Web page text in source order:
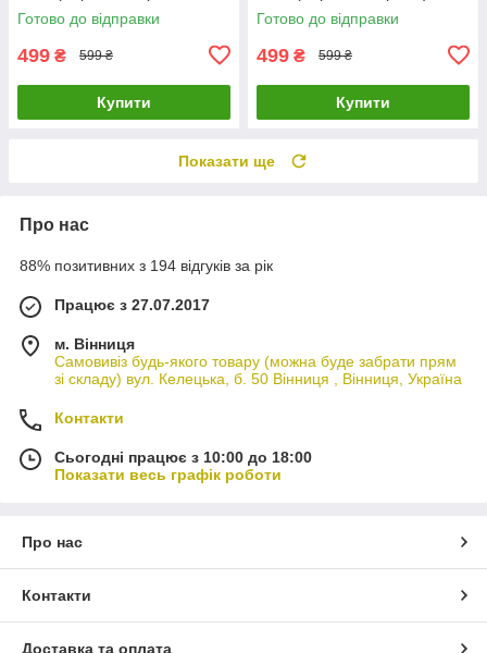
циферблатом)
Готово до відправки
499 ₴ 599 ₴
Купити
Готово до відправки
499 ₴ 599 ₴
Купити
Показати ще
Про нас
88% позитивних з 194 відгуків за рік
Працює з 27.07.2017
м. Вінниця
Самовивіз будь-якого товару (можна буде забрати прям
зі складу) вул. Келецька, б. 50 Вінниця , Вінниця, Україна
Контакти
Сьогодні працює з 10:00 до 18:00
Показати весь графік роботи
Про нас
Контакти
Доставка та оплата